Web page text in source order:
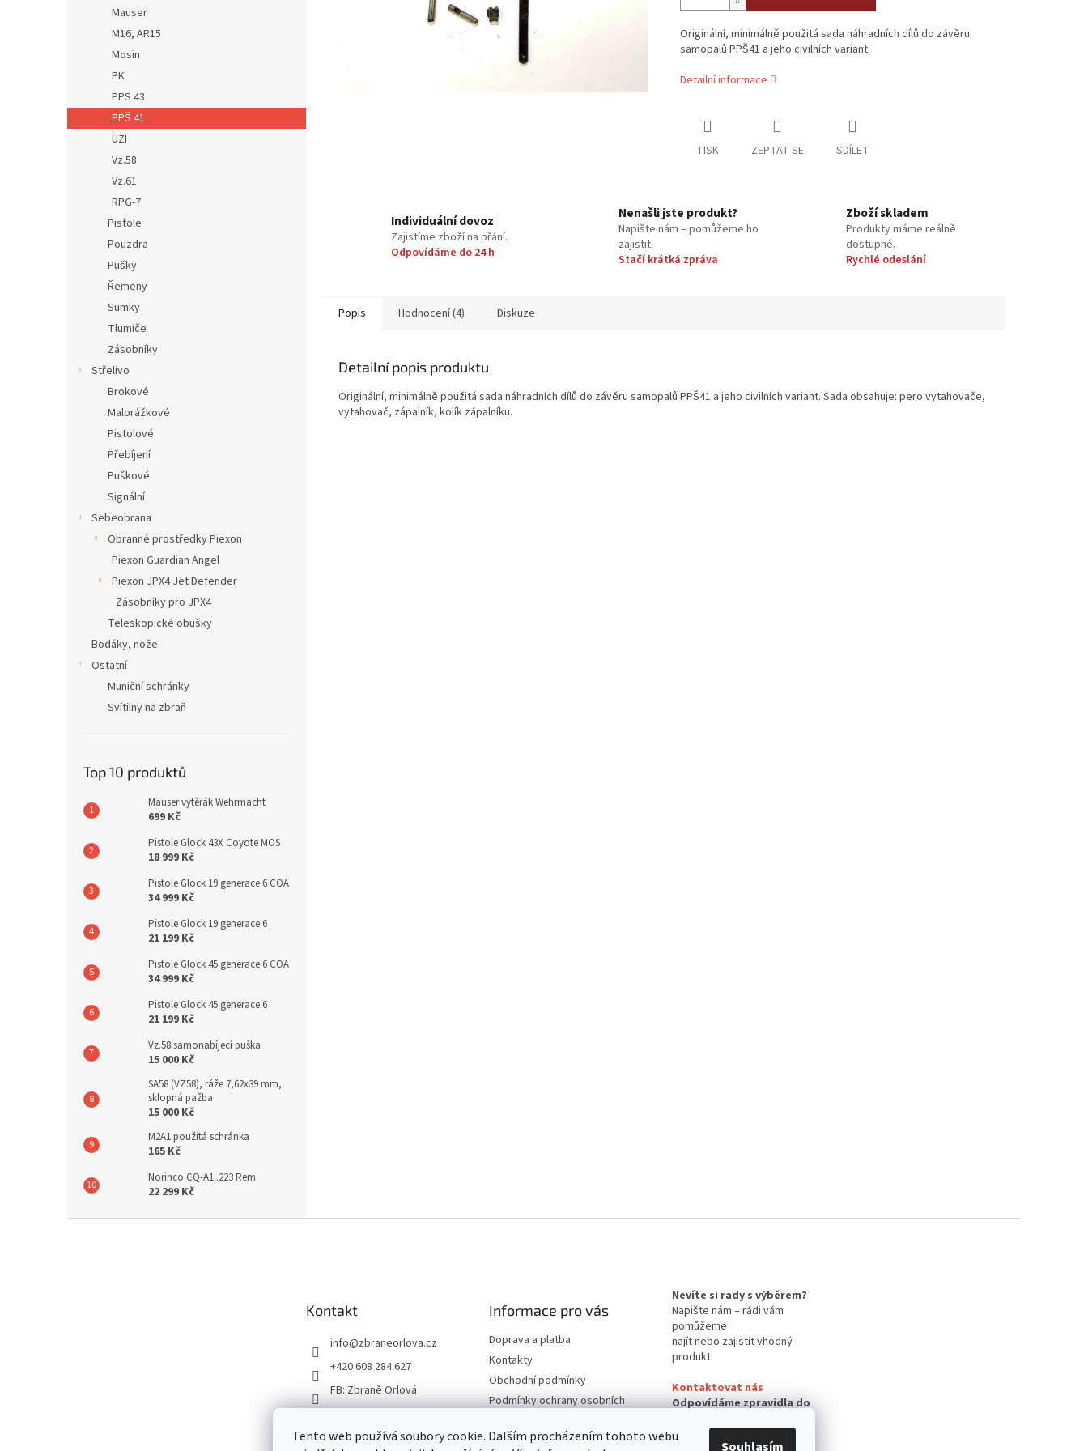
Tento web používá soubory cookie. Dalším procházením tohoto webu
Souhlasím
Mauser
M16, AR15
Mosin
PK
PPS 43
PPŠ 41
UZI
Vz.58
Vz.61
RPG-7
Pistole
Pouzdra
Pušky
Řemeny
Sumky
Tlumiče
Zásobníky
Střelivo
Brokové
Malorážkové
Pistolové
Přebíjení
Puškové
Signální
Sebeobrana
Obranné prostředky Piexon
Piexon Guardian Angel
Piexon JPX4 Jet Defender
Zásobníky pro JPX4
Teleskopické obušky
Bodáky, nože
Ostatní
Muniční schránky
Svítilny na zbraň
Top 10 produktů
Mauser vytěrák Wehrmacht
699 Kč
Pistole Glock 43X Coyote MOS
18 999 Kč
Pistole Glock 19 generace 6 COA
34 999 Kč
Pistole Glock 19 generace 6
21 199 Kč
Pistole Glock 45 generace 6 COA
34 999 Kč
Pistole Glock 45 generace 6
21 199 Kč
Vz.58 samonabíjecí puška
15 000 Kč
SA58 (VZ58), ráže 7,62x39 mm,
sklopná pažba
15 000 Kč
M2A1 použitá schránka
165 Kč
Norinco CQ-A1 .223 Rem.
22 299 Kč
Originální, minimálně použitá sada náhradních dílů do závěru
samopalů PPŠ41 a jeho civilních variant.
Detailní informace
TISK ZEPTAT SE SDÍLET
Individuální dovoz
Zajistíme zboží na přání.
Odpovídáme do 24 h
Nenašli jste produkt?
Napište nám – pomůžeme ho
zajistit.
Stačí krátká zpráva
Zboží skladem
Produkty máme reálně
dostupné.
Rychlé odeslání
Popis Hodnocení (4) Diskuze
Detailní popis produktu
Originální, minimálně použitá sada náhradních dílů do závěru samopalů PPŠ41 a jeho civilních variant. Sada obsahuje: pero vytahovače,
vytahovač, zápalník, kolík zápalníku.
Kontakt
info@zbraneorlova.cz
+420 608 284 627
FB: Zbraně Orlová
Informace pro vás
Doprava a platba
Kontakty
Obchodní podmínky
Podmínky ochrany osobních
Reklamační řád
Nevíte si rady s výběrem?
Napište nám – rádi vám
pomůžeme
najít nebo zajistit vhodný
produkt.
Kontaktovat nás
Odpovídáme zpravidla do